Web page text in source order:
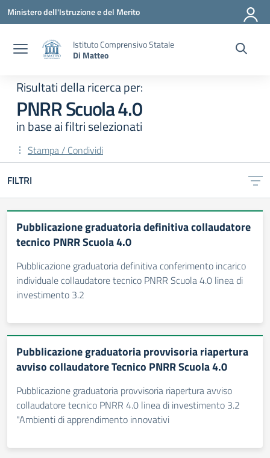
Vai ai contenuti
Vai al menu di navigazione
Vai al footer
Ministero dell'Istruzione e del Merito
Istituto Comprensivo Statale
Di Matteo
Risultati della ricerca per:
PNRR Scuola 4.0
in base ai filtri selezionati
Stampa / Condividi
FILTRI
Risultati di ricerca
Pubblicazione graduatoria definitiva collaudatore
tecnico PNRR Scuola 4.0
Pubblicazione graduatoria definitiva conferimento incarico
individuale collaudatore tecnico PNRR Scuola 4.0 linea di
investimento 3.2
Pubblicazione graduatoria provvisoria riapertura
avviso collaudatore Tecnico PNRR Scuola 4.0
Pubblicazione graduatoria provvisoria riapertura avviso
collaudatore tecnico PNRR 4.0 linea di investimento 3.2
"Ambienti di apprendimento innovativi